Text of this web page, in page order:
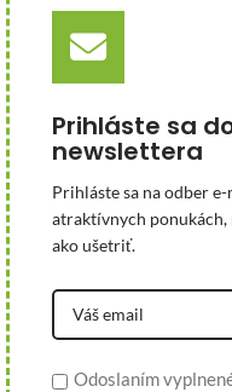
Prihláste sa
newslettera
Prihláste sa na odber
atraktívnych ponukách,
ako ušetriť.
Odoslaním